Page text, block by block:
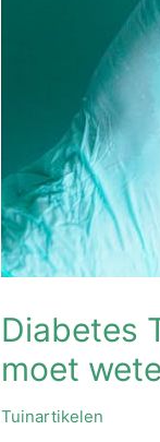
Diabetes
moet
Tuinartikelen